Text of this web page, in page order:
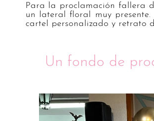
Para la proclamación fallera
un lateral floral muy
cartel personalizado y retrato
Un fondo de